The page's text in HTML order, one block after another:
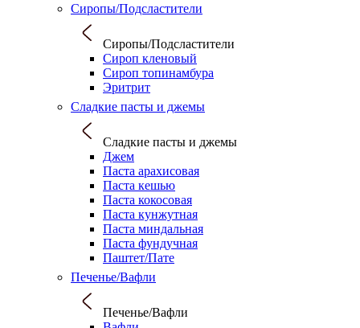
Сиропы/Подсластители
Сиропы/Подсластители
Сироп кленовый
Сироп топинамбура
Эритрит
Сладкие пасты и джемы
Сладкие пасты и джемы
Джем
Паста арахисовая
Паста кешью
Паста кокосовая
Паста кунжутная
Паста миндальная
Паста фундучная
Паштет/Пате
Печенье/Вафли
Печенье/Вафли